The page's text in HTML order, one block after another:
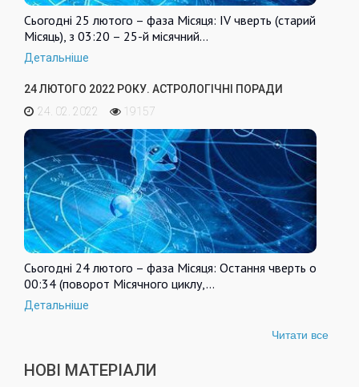
Сьогодні 25 лютого – фаза Місяця: IV чверть (старий
Місяць), з 03:20 – 25-й місячний…
Детальніше
24 ЛЮТОГО 2022 РОКУ. АСТРОЛОГІЧНІ ПОРАДИ
24. 02. 2022
19157
Сьогодні 24 лютого – фаза Місяця: Остання чверть о
00:34 (поворот Місячного циклу,…
Детальніше
Читати все
НОВІ МАТЕРІАЛИ